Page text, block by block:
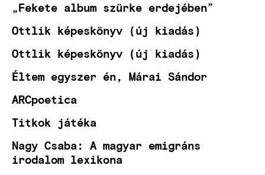
„Fekete album szürke erdejében”
Ottlik képeskönyv (új kiadás)
Ottlik képeskönyv (új kiadás)
Éltem egyszer én, Márai Sándor
ARCpoetica
Titkok játéka
Nagy Csaba: A magyar emigráns
irodalom lexikona